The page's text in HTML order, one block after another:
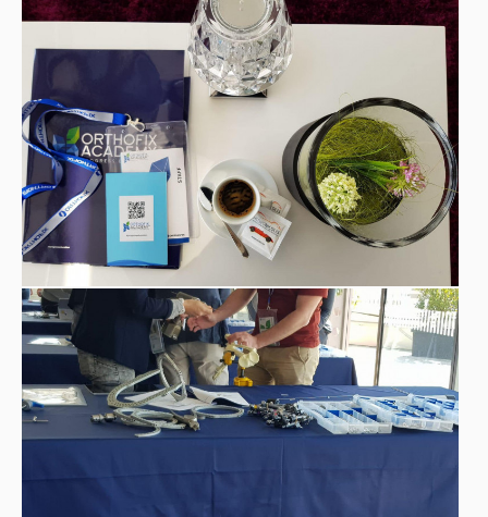
impegno per il miglioramento e l’apprendimento continui.